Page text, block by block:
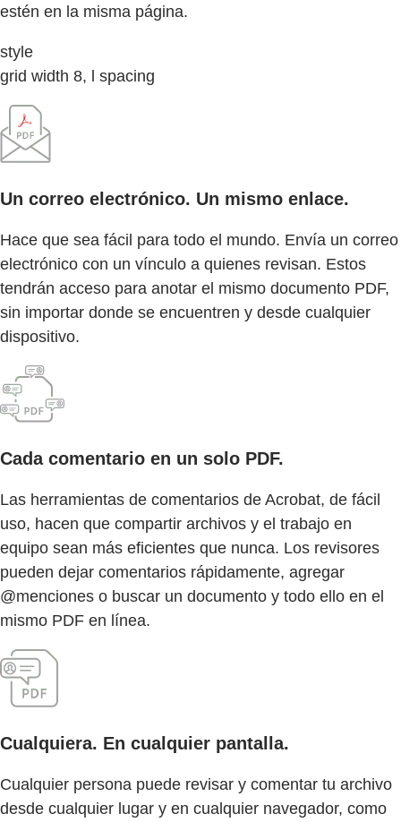
estén en la misma página.
style
grid width 8, l spacing
Un correo electrónico. Un mismo enlace.
Hace que sea fácil para todo el mundo. Envía un correo
electrónico con un vínculo a quienes revisan. Estos
tendrán acceso para anotar el mismo documento PDF,
sin importar donde se encuentren y desde cualquier
dispositivo.
Cada comentario en un solo PDF.
Las herramientas de comentarios de Acrobat, de fácil
uso, hacen que compartir archivos y el trabajo en
equipo sean más eficientes que nunca. Los revisores
pueden dejar comentarios rápidamente, agregar
@menciones o buscar un documento y todo ello en el
mismo PDF en línea.
Cualquiera. En cualquier pantalla.
Cualquier persona puede revisar y comentar tu archivo
desde cualquier lugar y en cualquier navegador, como